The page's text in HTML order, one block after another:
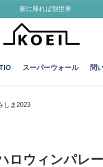
家に帰れば別世界
スーパーウォール 問
しま2023
ウィンパレ